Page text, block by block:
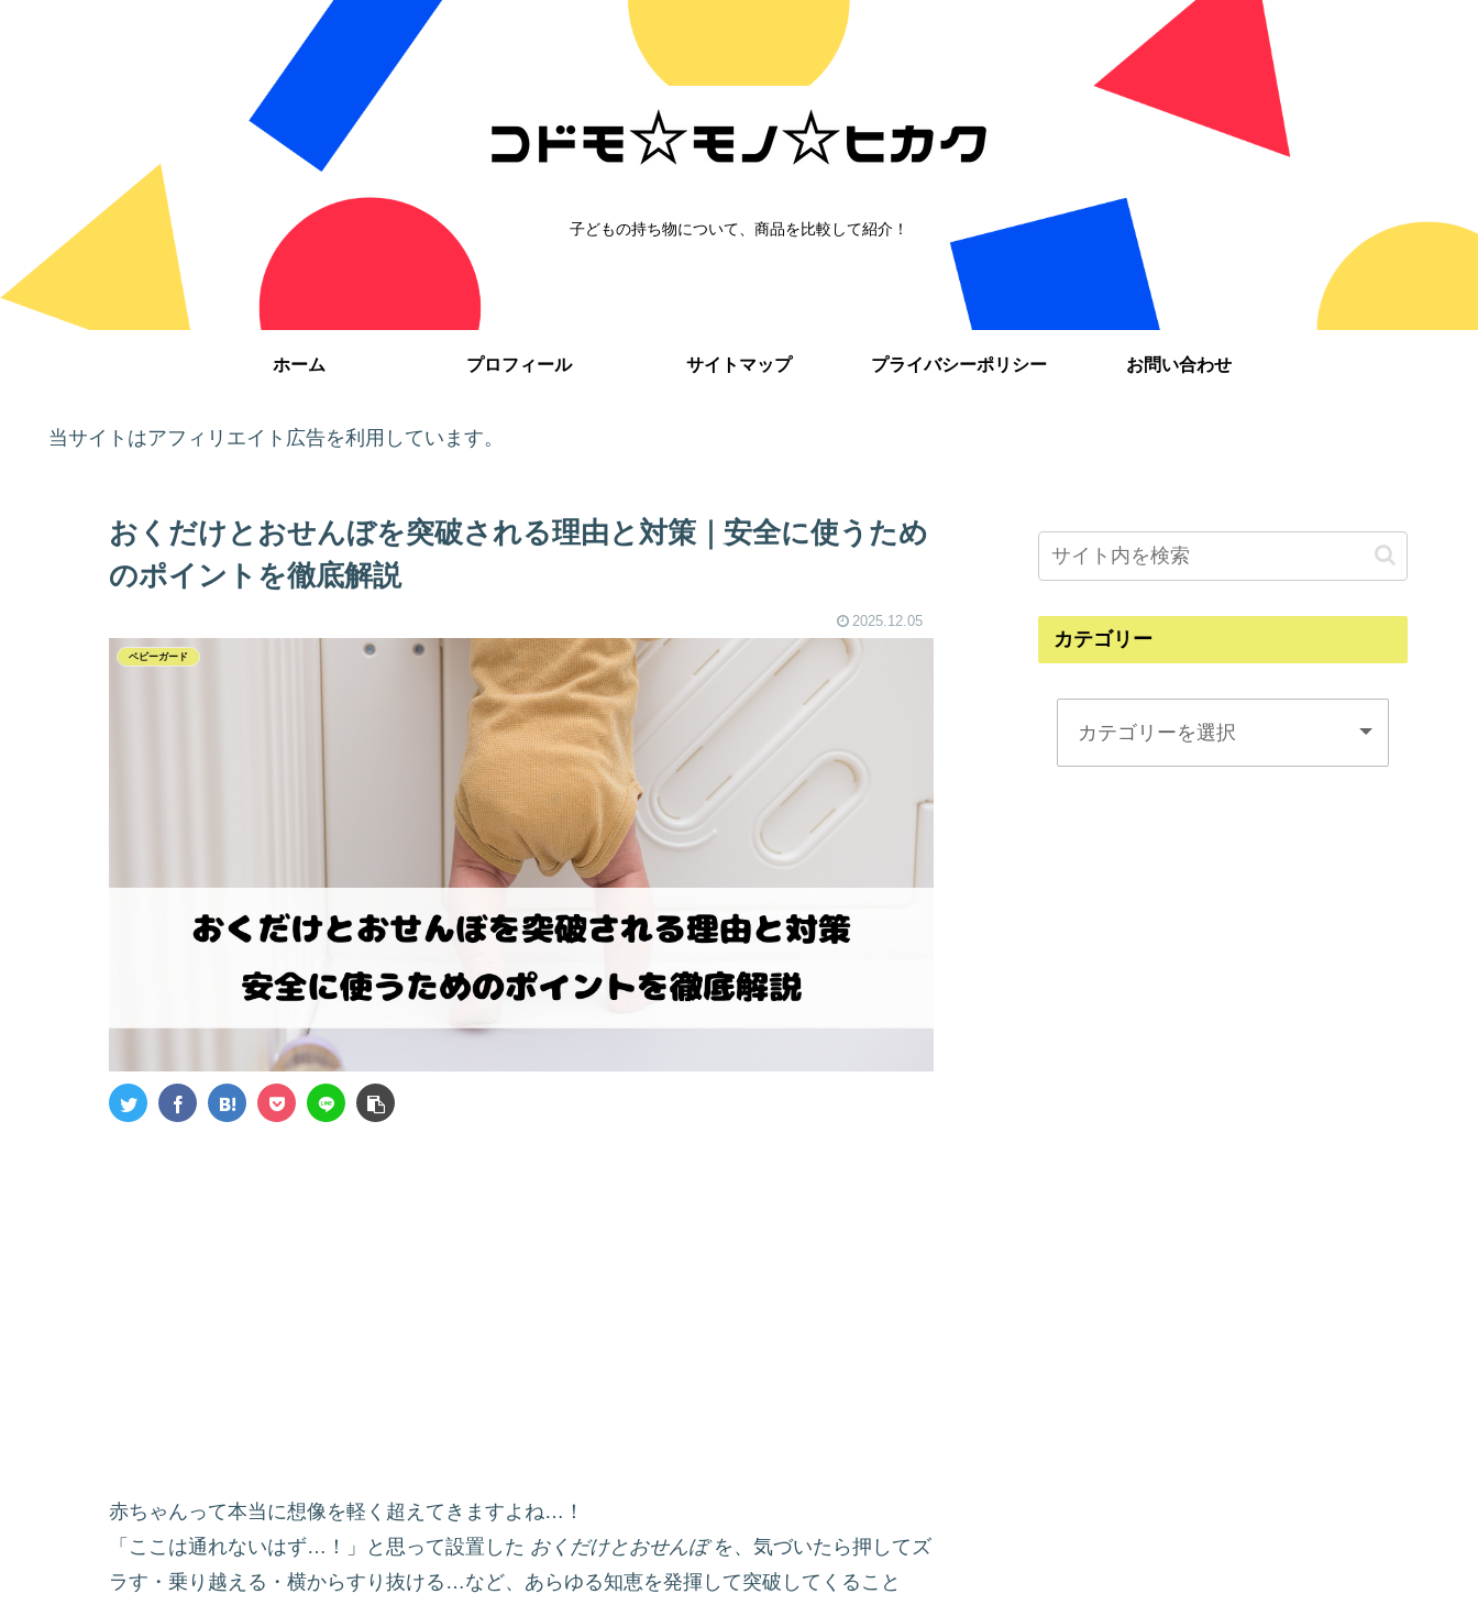
子どもの持ち物について、商品を比較して紹介！
ホーム プロフィール サイトマップ プライバシーポリシー お問い合わせ
当サイトはアフィリエイト広告を利用しています。
おくだけとおせんぼを突破される理由と対策｜安全に使うため
のポイントを徹底解説
2025.12.05
ベビーガード
赤ちゃんって本当に想像を軽く超えてきますよね…！
「ここは通れないはず…！」と思って設置した おくだけとおせんぼを、気づいたら押してズ
ラす・乗り越える・横からすり抜ける…など、あらゆる知恵を発揮して突破してくること
カテゴリー